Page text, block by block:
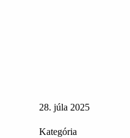
28. júla 2025
Kategória